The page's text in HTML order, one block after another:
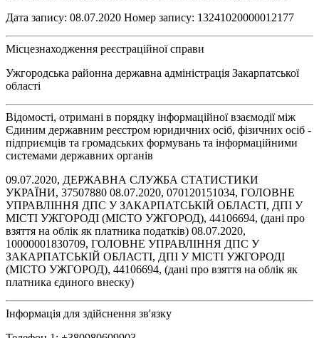
Дата запису: 08.07.2020 Номер запису: 13241020000012177
Місцезнаходження реєстраційної справи
Ужгородська районна державна адміністрація Закарпатської
області
Відомості, отримані в порядку інформаційної взаємодії між
Єдиним державним реєстром юридичних осіб, фізичних осіб -
підприємців та громадських формувань та інформаційними
системами державних органів
09.07.2020, ДЕРЖАВНА СЛУЖБА СТАТИСТИКИ
УКРАЇНИ, 37507880 08.07.2020, 070120151034, ГОЛОВНЕ
УПРАВЛІННЯ ДПС У ЗАКАРПАТСЬКІЙ ОБЛАСТІ, ДПІ У
МІСТІ УЖГОРОДІ (МІСТО УЖГОРОД), 44106694, (дані про
взяття на облік як платника податків) 08.07.2020,
10000001830709, ГОЛОВНЕ УПРАВЛІННЯ ДПС У
ЗАКАРПАТСЬКІЙ ОБЛАСТІ, ДПІ У МІСТІ УЖГОРОДІ
(МІСТО УЖГОРОД), 44106694, (дані про взяття на облік як
платника єдиного внеску)
Інформація для здійснення зв'язку